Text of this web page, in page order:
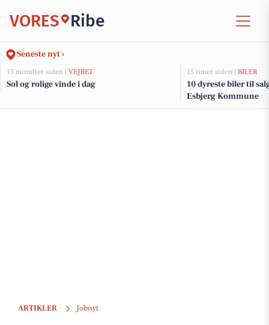
VORES Ribe
Seneste nyt ›
15 minutter siden | VEJRET
Sol og rolige vinde i dag
15 timer siden | BILER
10 dyreste biler til
Esbjerg Kommune
ARTIKLER Jobnyt
Bliv HR-partner hos Færdselsstyrelsen med juridisk baggrund og